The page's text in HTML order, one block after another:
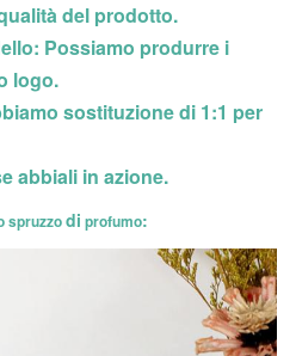
del prodotto.
Possiamo produrre i
logo.
sostituzione di 1:1 per
abbiali in azione.
spruzzodi profumo: